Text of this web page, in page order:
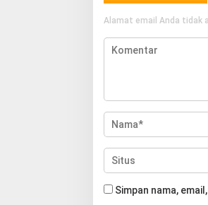
Alamat email Anda tidak
Simpan nama,